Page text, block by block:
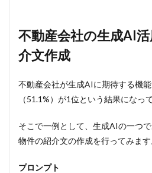
不動産会社の生成AI
介文作成
不動産会社が生成AIに期待する機能
（51.1%）が1位という結果になっ
そこで一例として、生成AIの一つ
物件の紹介文の作成を行ってみます
プロンプト